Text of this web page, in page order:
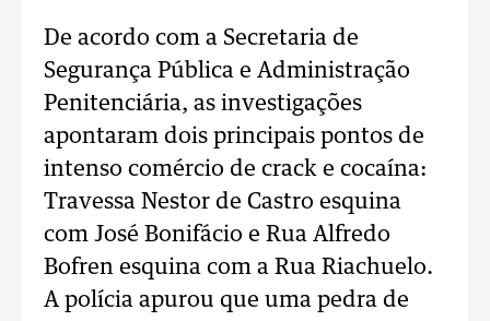
De acordo com a Secretaria de
Segurança Pública e Administração
Penitenciária, as investigações
apontaram dois principais pontos de
intenso comércio de crack e cocaína:
Travessa Nestor de Castro esquina
com José Bonifácio e Rua Alfredo
Bofren esquina com a Rua Riachuelo.
A polícia apurou que uma pedra de